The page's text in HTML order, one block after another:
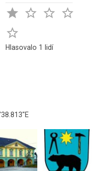
   

Hlasovalo 1 lidí